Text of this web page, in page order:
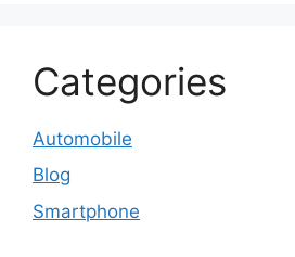
Categories
Automobile
Blog
Smartphone